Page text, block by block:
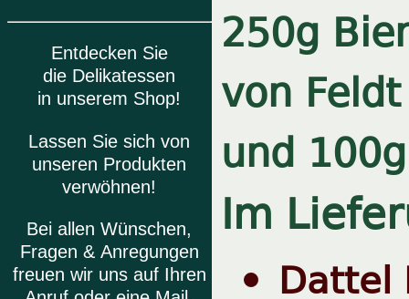
Entdecken Sie
die Delikatessen
in unserem Shop!
Lassen Sie sich von
unseren Produkten
verwöhnen!
Bei allen Wünschen,
Fragen & Anregungen
freuen wir uns auf Ihren
250g
von Feldt
und
Im
Dattel